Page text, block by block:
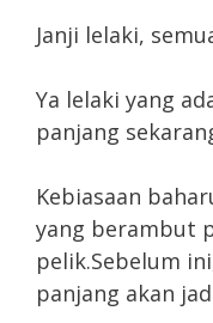
Janji lelaki,
Ya lelaki yang
panjang
Kebiasaan
yang berambut
pelik.Sebelum
panjang akan